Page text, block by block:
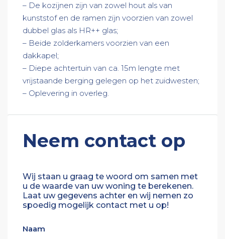
– De kozijnen zijn van zowel hout als van
kunststof en de ramen zijn voorzien van zowel
dubbel glas als HR++ glas;
– Beide zolderkamers voorzien van een
dakkapel;
– Diepe achtertuin van ca. 15m lengte met
vrijstaande berging gelegen op het zuidwesten;
– Oplevering in overleg.
Neem contact op
Wij staan u graag te woord om samen met
u de waarde van uw woning te berekenen.
Laat uw gegevens achter en wij nemen zo
spoedig mogelijk contact met u op!
Naam